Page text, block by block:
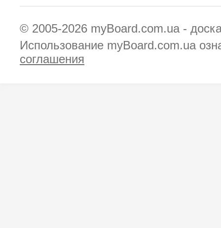
© 2005-2026 myBoard.com.ua -
Использование myBoard.com.ua
соглашения